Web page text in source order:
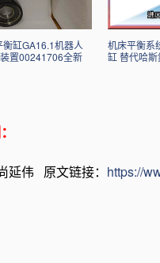
缸GA16.1机器人
置00241706全新
机床平衡系
缸 替代哈
延伟 原文链接： https://